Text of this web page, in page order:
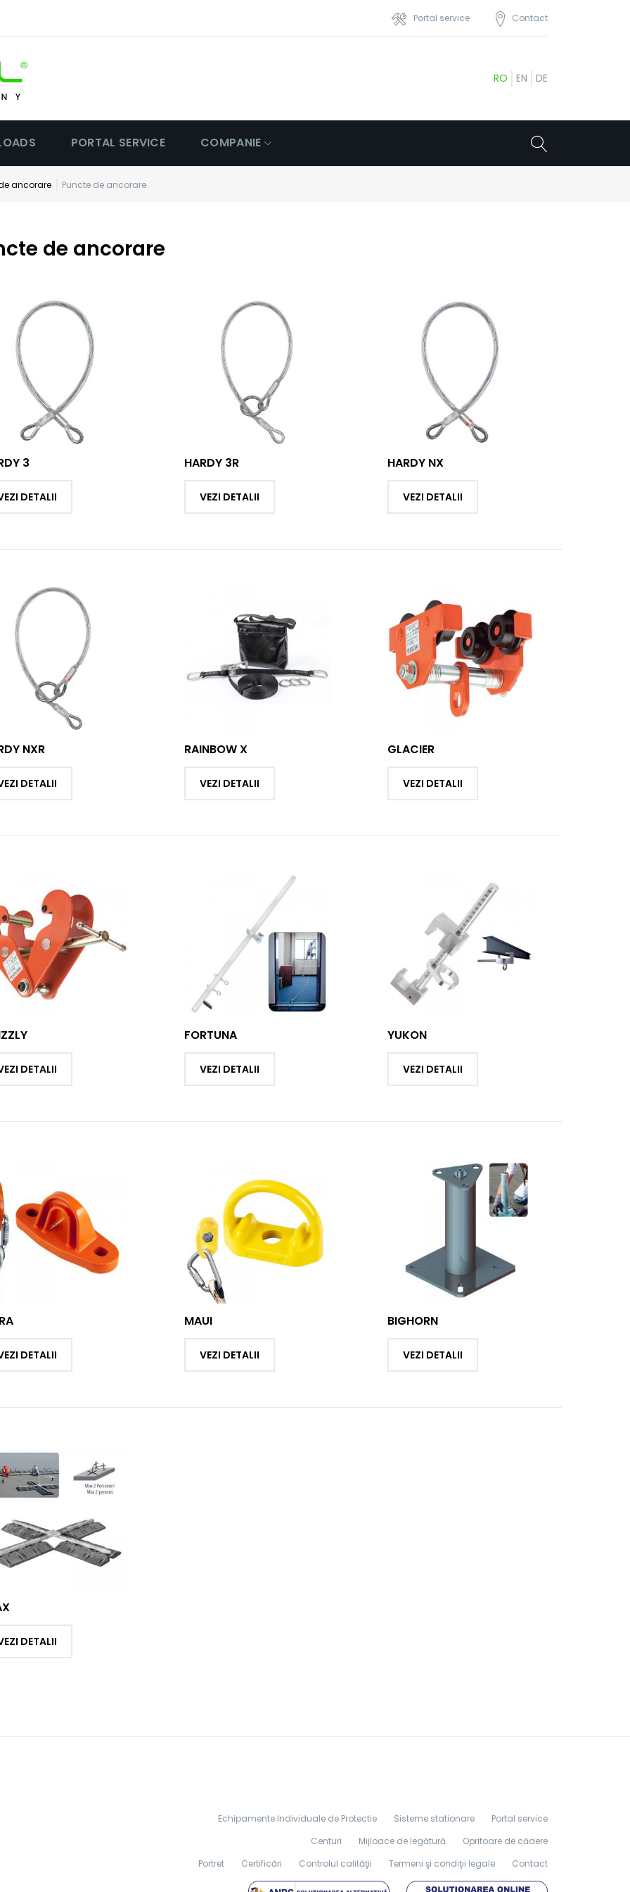
Portal service Contact
RO EN DE
PORTAL SERVICE COMPANIE
ancorare Puncte de ancorare
de ancorare
3
DETALII
HARDY 3R
VEZI DETALII
HARDY NX
VEZI DETALII
NXR
DETALII
RAINBOW X
VEZI DETALII
GLACIER
VEZI DETALII
DETALII
FORTUNA
VEZI DETALII
YUKON
VEZI DETALII
DETALII
MAUI
VEZI DETALII
BIGHORN
VEZI DETALII
DETALII
Echipamente Individuale de Protectie Sisteme stationare
Portal service
Centuri
Mijloace de legătură
Opritoare de cădere
Portret
Certificări Controlul calităţii Termeni şi condiţii legale Contact